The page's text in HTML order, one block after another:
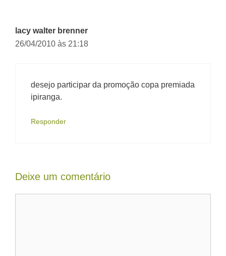
lacy walter brenner
26/04/2010 às 21:18
desejo participar da promoção copa premiada
ipiranga.
Responder
Deixe um comentário